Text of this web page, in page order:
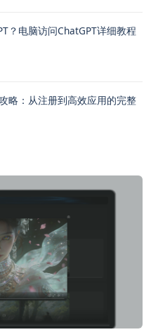
？电脑访问ChatGPT详细教程
略：从注册到高效应用的完整